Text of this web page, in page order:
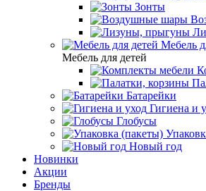
Зонты
Мебель
Мебель для детей
Батарейки
Гигиена и
Глобусы
Новый год
Новинки
Акции
Бренды